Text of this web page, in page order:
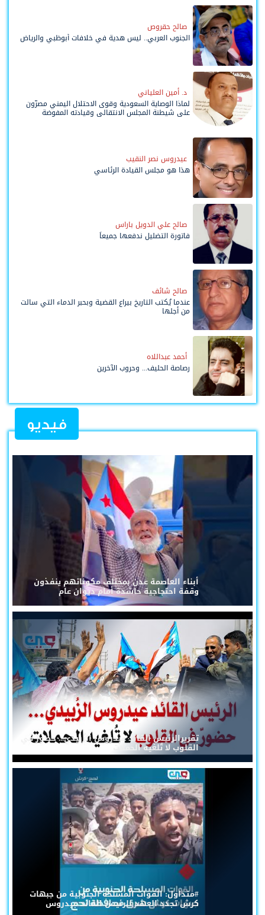
صالح حقروص
الجنوب العربي.. ليس هدية في خلافات أبوظبي والرياض
د. أمين العلياني
لماذا الوصاية السعودية وقوى الاحتلال اليمني مصرّون
على شيطنة المجلس الانتقالي وقيادته المفوضة
عيدروس نصر النقيب
هذا هو مجلس القيادة الرئاسي
صالح علي الدويل باراس
فاتورة التضليل ندفعها جميعاً
صالح شائف
عندما يُكتب التاريخ بيراع القضية وبحبر الدماء التي سالت
من أجلها
أحمد عبداللاه
رصاصة الحليف... وحروب الآخرين
فيديو
أبناء العاصمة عدن بمختلف مكوناتهم ينفذون
وقفة احتجاجية حاشدة أمام ديوان عام
تقريرالرئيس القائد عيدروس الزُبيدي... حضورٌ في
القلوب لا تُلغيه الحملات
#متداول: القوات المسلحة الجنوبية من جبهات
كرش تجدد العهد للرئيس القائد عيدروس